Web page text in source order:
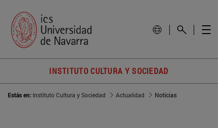
INSTITUTO CULTURA Y SOCIEDAD
Estás en: Instituto Cultura y Sociedad Actualidad Noticias